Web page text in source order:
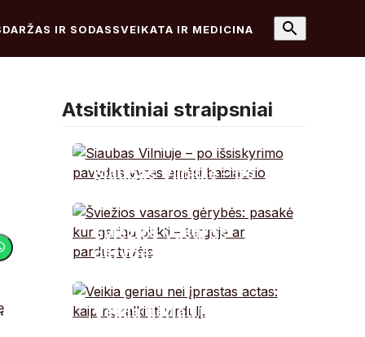
DARŽAS IR SODASSVEIKATA IR MEDICINA
Atsitiktiniai straipsniai
Siaubas Vilniuje – po
vyras ėmėsi baisiausio
Šviežios vasaros
gėrybės: pasakė kur
ar parduotuvėje
Veikia geriau nei